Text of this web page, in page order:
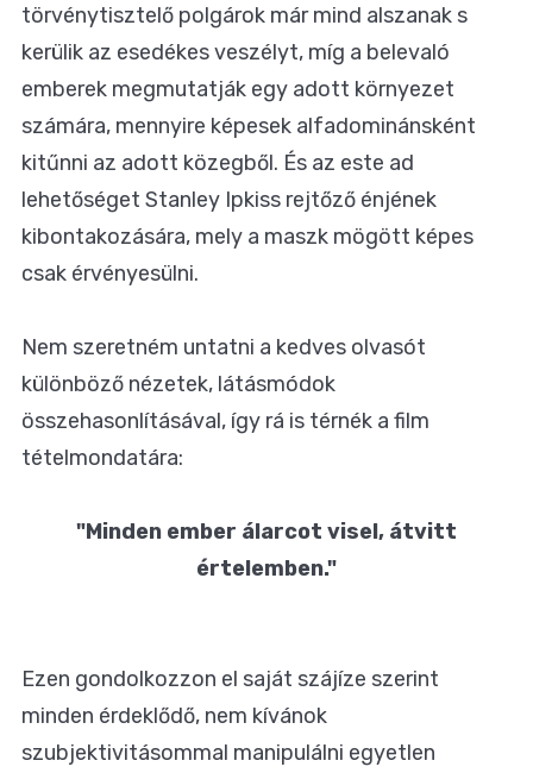
törvénytisztelő polgárok már mind alszanak s
kerülik az esedékes veszélyt, míg a belevaló
emberek megmutatják egy adott környezet
számára, mennyire képesek alfadominánsként
kitűnni az adott közegből. És az este ad
lehetőséget Stanley Ipkiss rejtőző énjének
kibontakozására, mely a maszk mögött képes
csak érvényesülni.
Nem szeretném untatni a kedves olvasót
különböző nézetek, látásmódok
összehasonlításával, így rá is térnék a film
tételmondatára:
"Minden ember álarcot visel, átvitt
értelemben."
Ezen gondolkozzon el saját szájíze szerint
minden érdeklődő, nem kívánok
szubjektivitásommal manipulálni egyetlen